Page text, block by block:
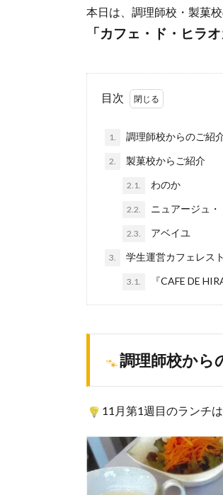
本日は、調理師校・製菓
「カフェ・ド・ヒラオ
目次
1. 調理師校からのご紹
2. 製菓校からご紹介
2.1. わのか
2.2. ニュアージュ・
2.3. アベイユ
3. 学生運営カフェレス
3.1. 『CAFE DE
調理師校から
11月第1週目のランチ